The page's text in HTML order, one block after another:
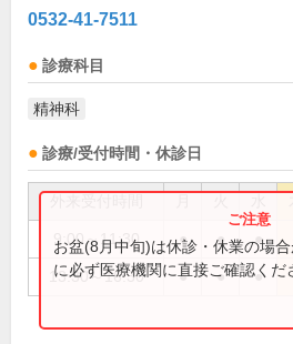
0532-41-7511
診療科目
精神科
診療/受付時間・休診日
9:00～11:30 ● ● ●
13:30～16:30 ● ● ●
お盆(8月中旬)は休診・休業の場
に必ず医療機関に直接ご確認くだ